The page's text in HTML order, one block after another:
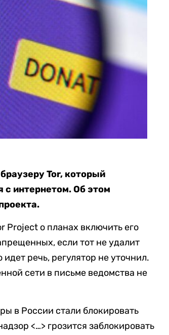
Tor, который
с интернетом. Об этом
Project о планах включить его
если тот не удалит
речь, регулятор не уточнил.
сети в письме ведомства не
в России стали блокировать
<…> грозится заблокировать